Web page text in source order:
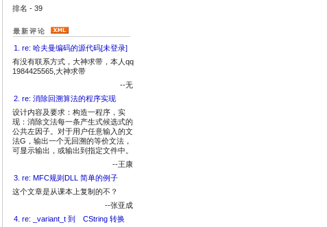
排名 - 39
最新评论
1. re: 哈夫曼编码的源代码[未登录]
有没有联系方式，大神求带，本人qq
1984425565,大神求带
--无
2. re: 消除回溯算法的程序实现
设计内容及要求：构造一程序，实
现：消除文法每一条产生式候选式的
公共左因子。对于用户任意输入的文
法G，输出一个无回溯的等价文法，
可显示输出，或输出到指定文件中。
--王康
3. re: MFC规则DLL 简单的例子
这个文章是从课本上复制的不？
--张亚成
4. re: _variant_t 到 CString 转换